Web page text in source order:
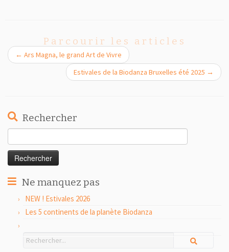
Parcourir les articles
← Ars Magna, le grand Art de Vivre
Estivales de la Biodanza Bruxelles été 2025 →
Rechercher
Ne manquez pas
NEW ! Estivales 2026
Les 5 continents de la planète Biodanza